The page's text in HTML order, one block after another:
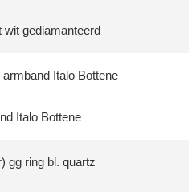
wit gediamanteerd
Italo Bottene